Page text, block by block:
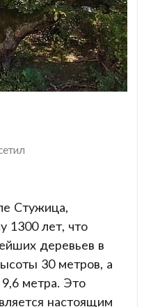
Стужица,
1300 лет, что
деревьев в
30 метров, а
9,6 метра. Это
настоящим